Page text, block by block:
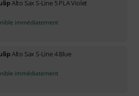
Alto Sax S-Line 5 PLA Violet
immédiatement
Alto Sax S-Line 4 Blue
immédiatement